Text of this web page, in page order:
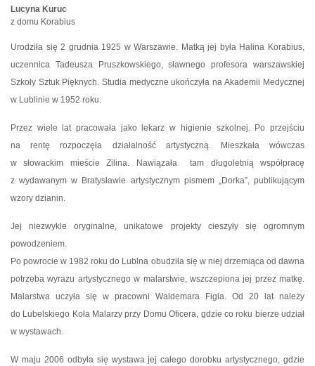
Lucyna Kuruc
z domu Korabius
Urodziła się 2 grudnia 1925 w Warszawie. Matką jej była Halina Korabius,
uczennica Tadeusza Pruszkowskiego, sławnego profesora warszawskiej
Szkoły Sztuk Pięknych. Studia medyczne ukończyła na Akademii Medycznej
w Lublinie w 1952 roku.
Przez wiele lat pracowała jako lekarz w higienie szkolnej. Po przejściu
na rentę rozpoczęła działalność artystyczną. Mieszkała wówczas
w słowackim mieście Zilina. Nawiązała tam długoletnią współpracę
z wydawanym w Bratysławie artystycznym pismem „Dorka”, publikującym
wzory dzianin.
Jej niezwykle oryginalne, unikatowe projekty cieszyły się ogromnym
powodzeniem.
Po powrocie w 1982 roku do Lublna obudziła się w niej drzemiąca od dawna
potrzeba wyrazu artystycznego w malarstwie, wszczepiona jej przez matkę.
Malarstwa uczyła się w pracowni Waldemara Figla. Od 20 lat należy
do Lubelskiego Koła Malarzy przy Domu Oficera, gdzie co roku bierze udział
w wystawach.
W maju 2006 odbyła się wystawa jej całego dorobku artystycznego, gdzie